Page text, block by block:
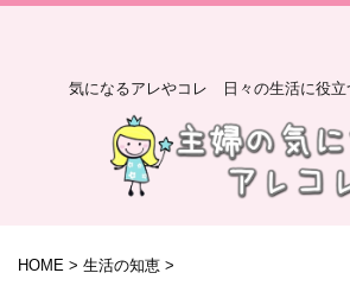
気になるアレやコレ 日々の生活に役立
HOME > 生活の知恵 >